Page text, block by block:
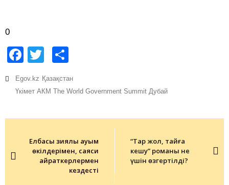
0
Facebook
Twitter
Egov.kz Қазақстан
Үкімет АКМ The World Government Summit Дубай
navigation
Елбасы зиялы қауым
өкілдерімен, саяси
қайраткерлермен
кездесті
“Тар жол, тайғақ
кешу” романы не
үшін өзгертілді?